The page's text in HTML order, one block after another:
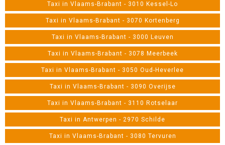
Taxi in Vlaams-Brabant - 3010 Kessel-Lo
Taxi in Vlaams-Brabant - 3070 Kortenberg
Taxi in Vlaams-Brabant - 3000 Leuven
Taxi in Vlaams-Brabant - 3078 Meerbeek
Taxi in Vlaams-Brabant - 3050 Oud-Heverlee
Taxi in Vlaams-Brabant - 3090 Overijse
Taxi in Vlaams-Brabant - 3110 Rotselaar
Taxi in Antwerpen - 2970 Schilde
Taxi in Vlaams-Brabant - 3080 Tervuren